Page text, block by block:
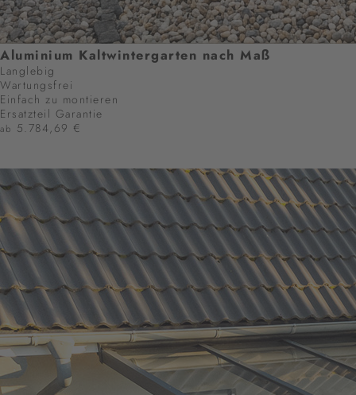
Aluminium Kaltwintergarten nach Maß
Langlebig
Wartungsfrei
Einfach zu montieren
Ersatzteil Garantie
ab 5.784,69 €